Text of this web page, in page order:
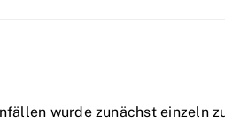
wurde zunächst einzeln